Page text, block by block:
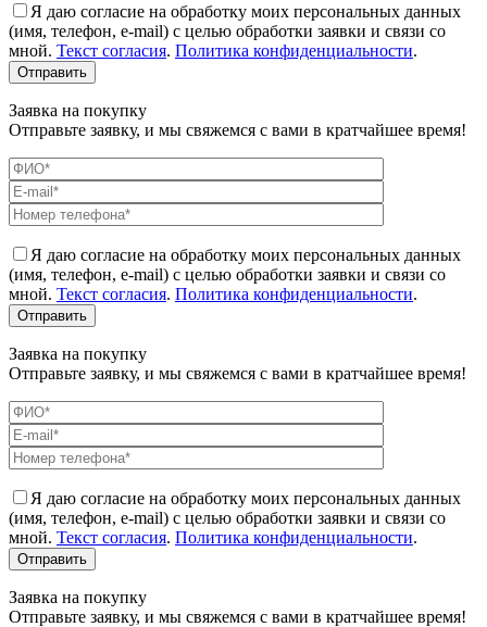
Я даю согласие на обработку моих персональных данных
(имя, телефон, e-mail) с целью обработки заявки и связи со
мной. Текст согласия. Политика конфиденциальности.
Заявка на покупку
Отправьте заявку, и мы свяжемся с вами в кратчайшее время!
Я даю согласие на обработку моих персональных данных
(имя, телефон, e-mail) с целью обработки заявки и связи со
мной. Текст согласия. Политика конфиденциальности.
Заявка на покупку
Отправьте заявку, и мы свяжемся с вами в кратчайшее время!
Я даю согласие на обработку моих персональных данных
(имя, телефон, e-mail) с целью обработки заявки и связи со
мной. Текст согласия. Политика конфиденциальности.
Заявка на покупку
Отправьте заявку, и мы свяжемся с вами в кратчайшее время!